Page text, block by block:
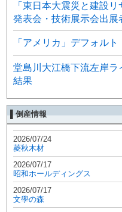
「東日本大震災と建設
発表会・技術展示会出展
「アメリカ」デフォル
堂島川大江橋下流左岸
結果
▌倒産情報
2026/07/24
菱秋木材
2026/07/17
昭和ホールディングス
2026/07/17
文學の森